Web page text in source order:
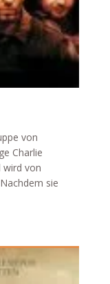
von
Charlie
wird von
sie